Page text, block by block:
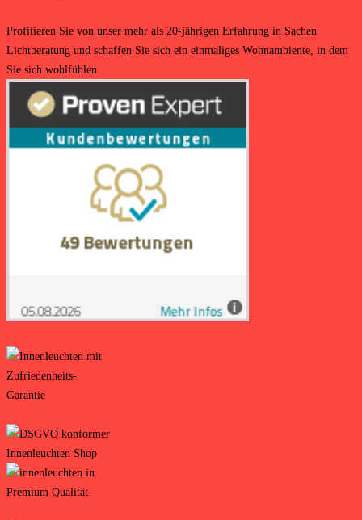
Profitieren Sie von unser mehr als 20-jährigen Erfahrung in Sachen
Lichtberatung und schaffen Sie sich ein einmaliges Wohnambiente, in dem
Sie sich wohlfühlen.